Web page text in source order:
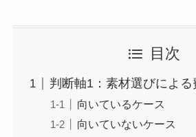
目次
判断軸1：素材選びによる
向いているケース
向いていないケース